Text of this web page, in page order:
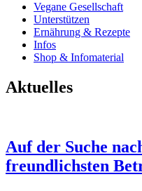
Vegane Gesellschaft
Unterstützen
Ernährung & Rezepte
Infos
Shop & Infomaterial
Aktuelles
Auf der Suche
freundlichsten